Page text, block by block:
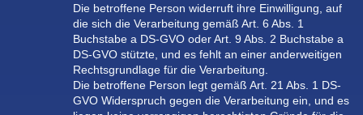
Die betroffene Person widerruft ihre Einwilligung, auf
die sich die Verarbeitung gemäß Art. 6 Abs. 1
Buchstabe a DS-GVO oder Art. 9 Abs. 2 Buchstabe a
DS-GVO stützte, und es fehlt an einer anderweitigen
Rechtsgrundlage für die Verarbeitung.
Die betroffene Person legt gemäß Art. 21 Abs. 1 DS-
GVO Widerspruch gegen die Verarbeitung ein, und es